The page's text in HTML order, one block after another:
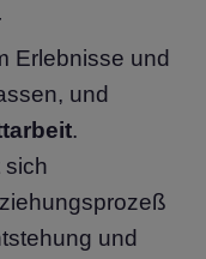
Erlebnisse und
und
.
sich
und